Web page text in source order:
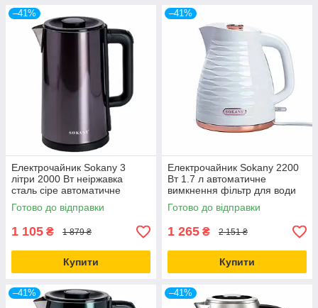
–41%
Електрочайник Sokany 3
літри 2000 Вт неіржавка
сталь сіре автоматичне
вимкнення
Готово до відправки
1 105 ₴ 1 879 ₴
Купити
–41%
Електрочайник Sokany 2200
Вт 1.7 л автоматичне
вимкнення фільтр для води
SK-1047
Готово до відправки
1 265 ₴ 2 151 ₴
Купити
–41% –41%